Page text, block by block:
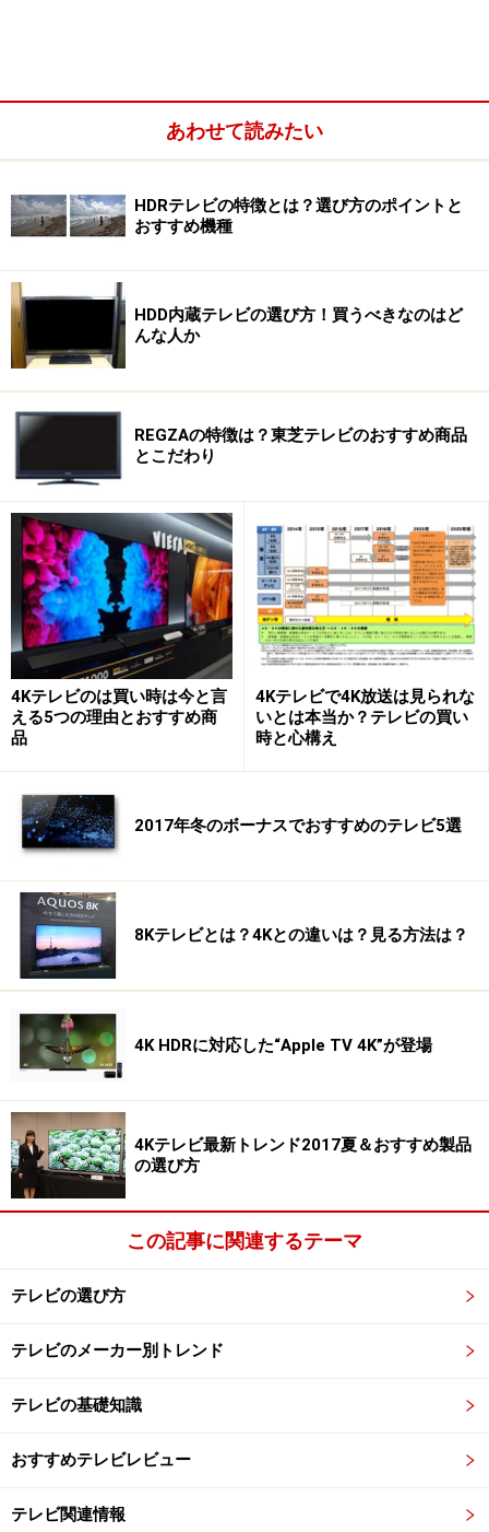
一般的なテレビはRGBの加法混色によってフルカラーを
再現しますが、閉じたはずの液晶シャッターも、隙間か
らバックライトの光が漏れてしまうため、色が薄くなっ
たり、黒であるべき部分が薄明るく表示されてコントラ
ッター構造が、視野角の制限を生んで上下左右から見る
と色味やコントラストが変化したり、反応の遅延による
もちろん、液晶が悪いという訳ではありません。ブラウ
ン管テレビ時代には考えられなかった大画面を、誰もが
手に入れられる価格で実現した功績は大きく、現実解と
して重要と言えます。
対する「有機EL」は、RGBのサブピクセルが独立して光
る「自発光」が特長です。大別して、R（赤）、
G（緑）、B（緑）、それぞれの色を発光する素材を用い
る「三色タイプ」と、RGBのカラーフィルターを用い、
サブピクセルに割り当てた白色発光の有機EL素材で照ら
どちらも「自発光」ならではの特長を備え、例えば、サ
ブピクセル単位で発光をコントロールできるので、液晶
に比べ、色の純度やコントラストを高めることができま
す。ほか、視野角特性に優れ、また、素子自体は応答性
能が非常に素早いので、残像を少なくすることが可能で
す（製品によって差異があります）。
画質の違いをイメージで確認
百聞は一見に如かず。液晶と有機ELの違いを、画像イメ
ージでご紹介しましょう。例えば「夜景」。誰もが美し
いと感じる典型的な画柄ですが、これは黒を背景に、ラ
液晶の場合、暗部がバックライトの光漏れで薄明るくな
るため、コントラストが弱くなりがちですが、その点、
自発光の有機ELは、真っ黒に近い表現も可能で、肉眼で
実際の風景を見るような、コントラストの高い映像美を
あわせて読みたい
HDRテレビの特徴とは？選び方のポイントと
おすすめ機種
HDD内蔵テレビの選び方！買うべきなのはど
んな人か
REGZAの特徴は？東芝テレビのおすすめ商品
とこだわり
4Kテレビのは買い時は今と言
える5つの理由とおすすめ商
品
4Kテレビで4K放送は見られな
いとは本当か？テレビの買い
時と心構え
2017年冬のボーナスでおすすめのテレビ5選
8Kテレビとは？4Kとの違いは？見る方法は？
4K HDRに対応した“Apple TV 4K”が登場
4Kテレビ最新トレンド2017夏＆おすすめ製品
の選び方
この記事に関連するテーマ
テレビの選び方
テレビのメーカー別トレンド
テレビの基礎知識
おすすめテレビレビュー
テレビ関連情報